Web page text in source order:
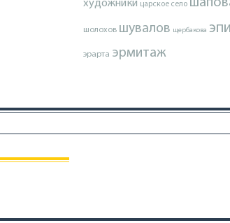
художники царское село
шолохов шувалов щербакова
эрарта эрмитаж